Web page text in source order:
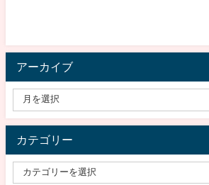
アーカイブ
カテゴリー